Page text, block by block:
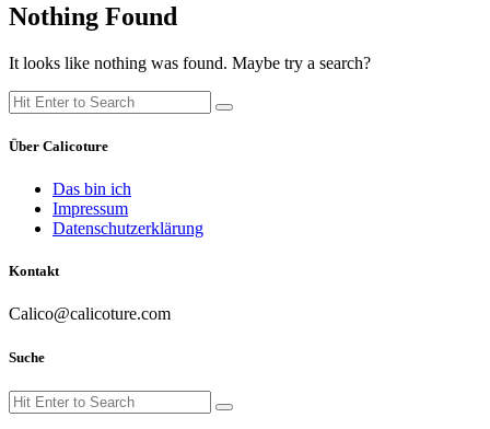
Nothing Found
It looks like nothing was found. Maybe try a search?
Search
for:
Search
Über Calicoture
Das bin ich
Impressum
Datenschutzerklärung
Kontakt
Calico@calicoture.com
Suche
Search
for:
Search